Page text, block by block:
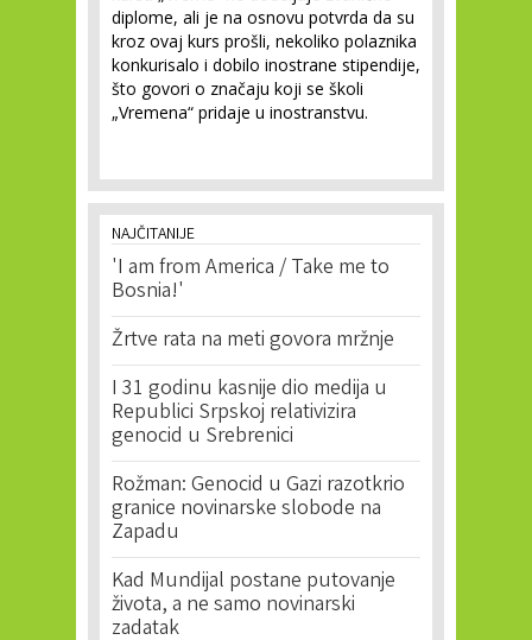
diplome, ali je na osnovu potvrda da su
kroz ovaj kurs prošli, nekoliko polaznika
konkurisalo i dobilo inostrane stipendije,
što govori o značaju koji se školi
„Vremena“ pridaje u inostranstvu.
NAJČITANIJE
'I am from America / Take me to
Bosnia!'
Žrtve rata na meti govora mržnje
I 31 godinu kasnije dio medija u
Republici Srpskoj relativizira
genocid u Srebrenici
Rožman: Genocid u Gazi razotkrio
granice novinarske slobode na
Zapadu
Kad Mundijal postane putovanje
života, a ne samo novinarski
zadatak